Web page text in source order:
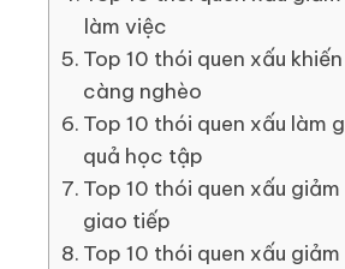
làm việc
Top 10 thói quen xấu
càng nghèo
Top 10 thói quen xấu làm
quả học tập
Top 10 thói quen xấu giảm
giao tiếp
Top 10 thói quen xấu giảm